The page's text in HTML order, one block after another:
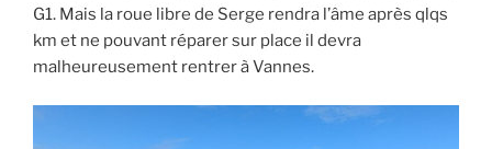
G1. Mais la roue libre de Serge rendra l’âme après qlqs
km et ne pouvant réparer sur place il devra
malheureusement rentrer à Vannes.